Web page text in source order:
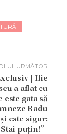
URMĂTOR
| Ilie
a aflat cu
este gata să
Radu
este sigur:
puțin!”